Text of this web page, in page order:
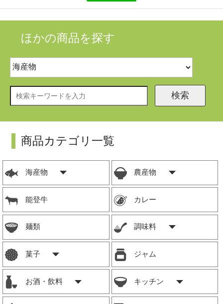
ほかの商品を探す
検索
商品カテゴリ一覧
海産物 農産物
能登牛 カレー
麺類 調味料
菓子 ジャム
お酒・飲料 キッチン